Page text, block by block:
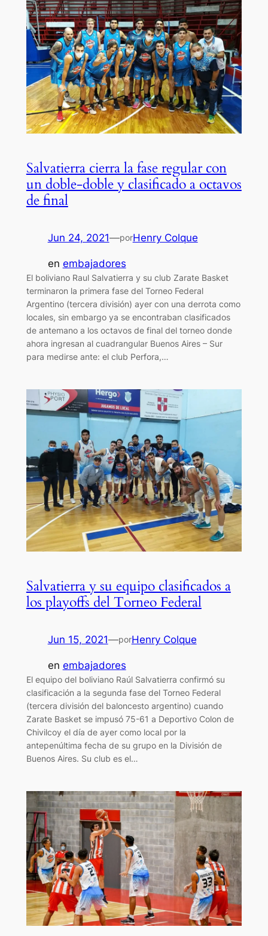
Salvatierra cierra la fase regular con
un doble-doble y clasificado a octavos
de final
Jun 24, 2021—porHenry Colque
en embajadores
El boliviano Raul Salvatierra y su club Zarate Basket
terminaron la primera fase del Torneo Federal
Argentino (tercera división) ayer con una derrota como
locales, sin embargo ya se encontraban clasificados
de antemano a los octavos de final del torneo donde
ahora ingresan al cuadrangular Buenos Aires – Sur
para medirse ante: el club Perfora,…
Salvatierra y su equipo clasificados a
los playoffs del Torneo Federal
Jun 15, 2021—porHenry Colque
en embajadores
El equipo del boliviano Raúl Salvatierra confirmó su
clasificación a la segunda fase del Torneo Federal
(tercera división del baloncesto argentino) cuando
Zarate Basket se impusó 75-61 a Deportivo Colon de
Chivilcoy el día de ayer como local por la
antepenúltima fecha de su grupo en la División de
Buenos Aires. Su club es el…